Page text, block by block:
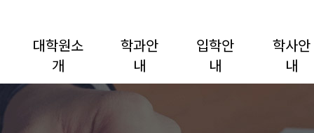
대학원소
개
학과안
내
입학안
내
학사안
내